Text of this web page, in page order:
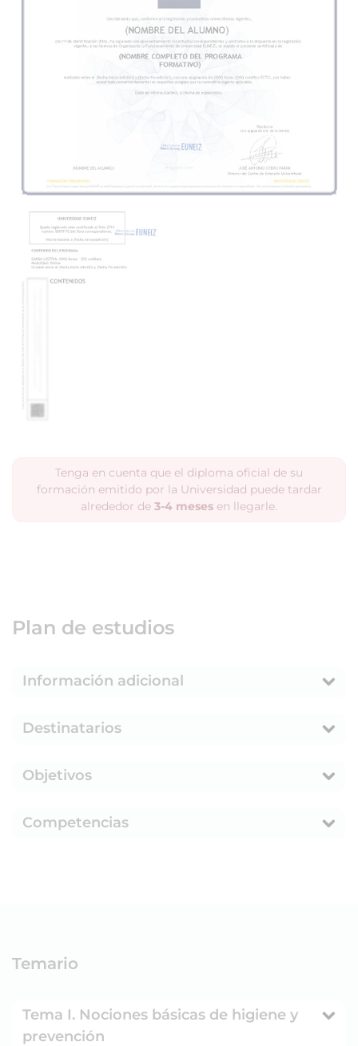
Tenga en cuenta que el diploma oficial de su
formación emitido por la Universidad puede tardar
alrededor de 3-4 meses en llegarle.
Plan de estudios
Información adicional
Destinatarios
Objetivos
Competencias
Temario
Tema I. Nociones básicas de higiene y
prevención